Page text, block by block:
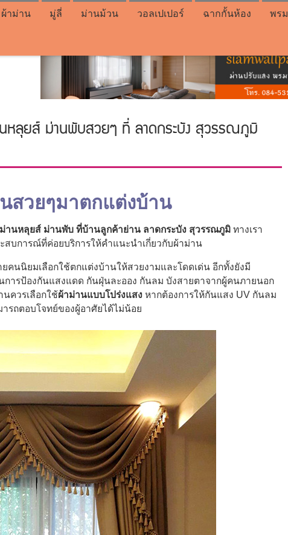
ผ้าม่าน มู่ลี่ ม่านม้วน วอลเปเปอร์ ฉากกั้นห้อง พรม
หลุยส์ ม่านพับสวยๆ ที่ ลาดกระบัง สุวรรณภูมิ
สวยๆมาตกแต่งบ้าน
านหลุยส์ ม่านพับ ที่บ้านลูกค้าย่าน ลาดกระบัง สุวรรณภูมิ ทางเรา
สบการณ์ที่ค่อยบริการให้คำแนะนำเกี่ยวกับผ้าม่าน
คนนิยมเลือกใช้ตกแต่งบ้านให้สวยงามและโดดเด่น อีกทั้งยังมี
การป้องกันแสงแดด กันฝุ่นละออง กันลม บังสายตาจากผู้คนภายนอก
ควรเลือกใช้ผ้าม่านแบบโปร่งแสง หากต้องการให้กันแสง UV กันลม
ารถตอบโจทย์ของผู้อาศัยได้ไม่น้อย